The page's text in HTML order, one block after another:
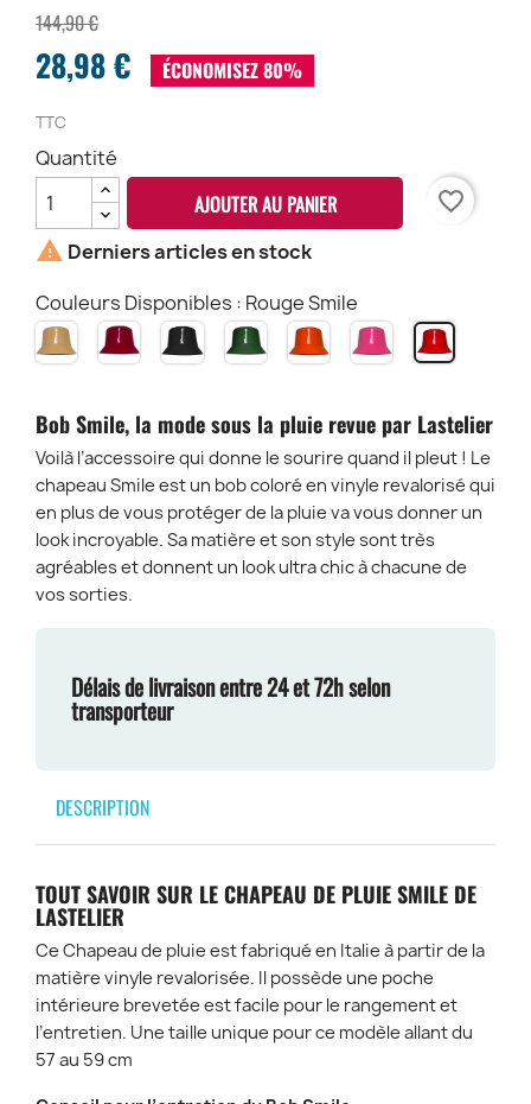
144,90 €
28,98 € ÉCONOMISEZ 80%
TTC
Quantité
AJOUTER AU PANIER favorite_border
 Derniers articles en stock
Couleurs Disponibles : Rouge Smile
Beige
Smile
Bordeau
Smile
Noir
Smile
Kaki
Smile
Orange
Smile
Rose
Smile
Rouge
Smile
Bob Smile, la mode sous la pluie revue par Lastelier
Voilà l’accessoire qui donne le sourire quand il pleut ! Le
chapeau Smile est un bob coloré en vinyle revalorisé qui
en plus de vous protéger de la pluie va vous donner un
look incroyable. Sa matière et son style sont très
agréables et donnent un look ultra chic à chacune de
vos sorties.
Délais de livraison entre 24 et 72h selon
transporteur
DESCRIPTION
TOUT SAVOIR SUR LE CHAPEAU DE PLUIE SMILE DE
LASTELIER
Ce Chapeau de pluie est fabriqué en Italie à partir de la
matière vinyle revalorisée. Il possède une poche
intérieure brevetée est facile pour le rangement et
l’entretien. Une taille unique pour ce modèle allant du
57 au 59 cm